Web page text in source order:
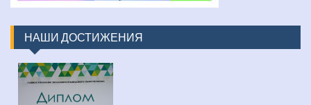
НАШИ ДОСТИЖЕНИЯ